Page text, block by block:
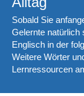
Sobald Sie
Gelernte natürlich
Englisch in der
Weitere Wörter
Lernressourcen